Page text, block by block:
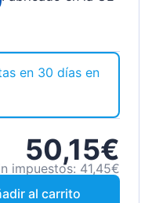
en 30 días en
50,15€
impuestos: 41,45€
al carrito